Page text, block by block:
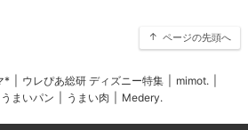
ページの先頭へ
* ウレぴあ総研 ディズニー特集 mimot.
うまいパン うまい肉 Medery.